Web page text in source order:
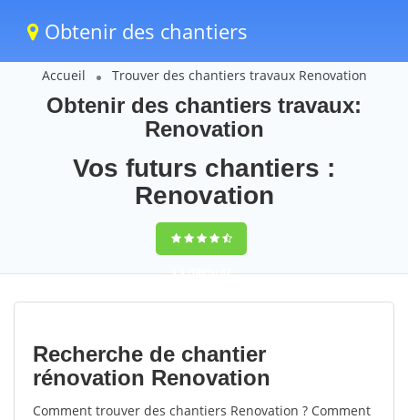
Obtenir des chantiers
Accueil Trouver des chantiers travaux Renovation
Obtenir des chantiers travaux:
Renovation
Vos futurs chantiers :
Renovation
9,5(100%)82
votes
Recherche de chantier
rénovation Renovation
Comment trouver des chantiers Renovation ? Comment